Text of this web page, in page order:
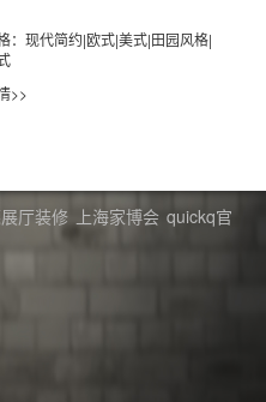
：现代简约|欧式|美式|田园风格|
>>
厅装修 上海家博会 quickq官